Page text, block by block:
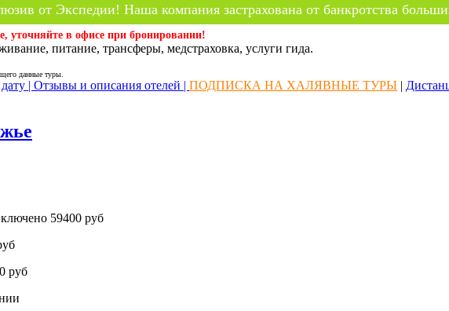
от Экспедии! Наша компания застрахована от банкротства
уточняйте в офисе при бронировании!
питание, трансферы, медстраховка, услуги гида.
данные туры.
| Отзывы и описания отелей | ПОДПИСКА НА ХАЛЯВНЫЕ ТУРЫ |
59400 руб
руб